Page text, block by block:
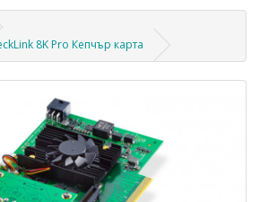
8K Pro Кепчър карта